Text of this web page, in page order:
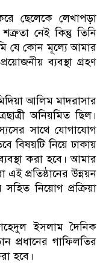
ছেলেকে লেখাপড়া
নেই কিন্তু তিনি
যে কোন মূল্যে আমার
ব্যবস্থা গ্রহণ
আলিম মাদরাসার
অনিয়মিত ছিল।
সাথে যোগাযোগ
বিষয়টি নিয়ে ঢাকায়
করা হবে। আমার
প্রতিষ্ঠানের উন্নয়ন
নিয়োগ প্রক্রিয়া
ইসলাম দৈনিক
প্রধানের গাফিলতির
হবে।